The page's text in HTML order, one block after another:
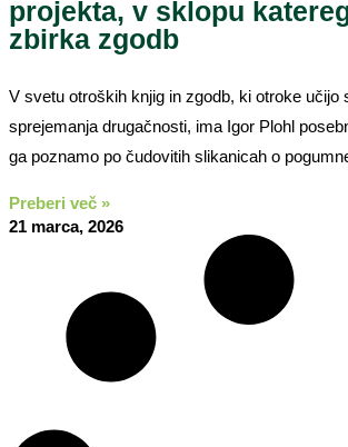
projekta, v sklopu
zbirka zgodb
V svetu otroških knjig in zgodb, ki otroke učijo
sprejemanja drugačnosti, ima Igor Plohl
ga poznamo po čudovitih slikanicah o
Preberi več »
21 marca, 2026